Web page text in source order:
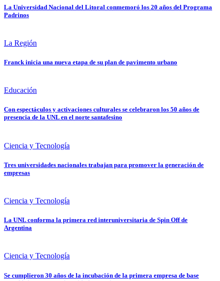
La Universidad Nacional del Litoral conmemoró los 20 años del Programa
Padrinos
La Región
Franck inicia una nueva etapa de su plan de pavimento urbano
Educación
Con espectáculos y activaciones culturales se celebraron los 50 años de
presencia de la UNL en el norte santafesino
Ciencia y Tecnología
Tres universidades nacionales trabajan para promover la generación de
empresas
Ciencia y Tecnología
La UNL conforma la primera red interuniversitaria de Spin Off de
Argentina
Ciencia y Tecnología
Se cumplieron 30 años de la incubación de la primera empresa de base